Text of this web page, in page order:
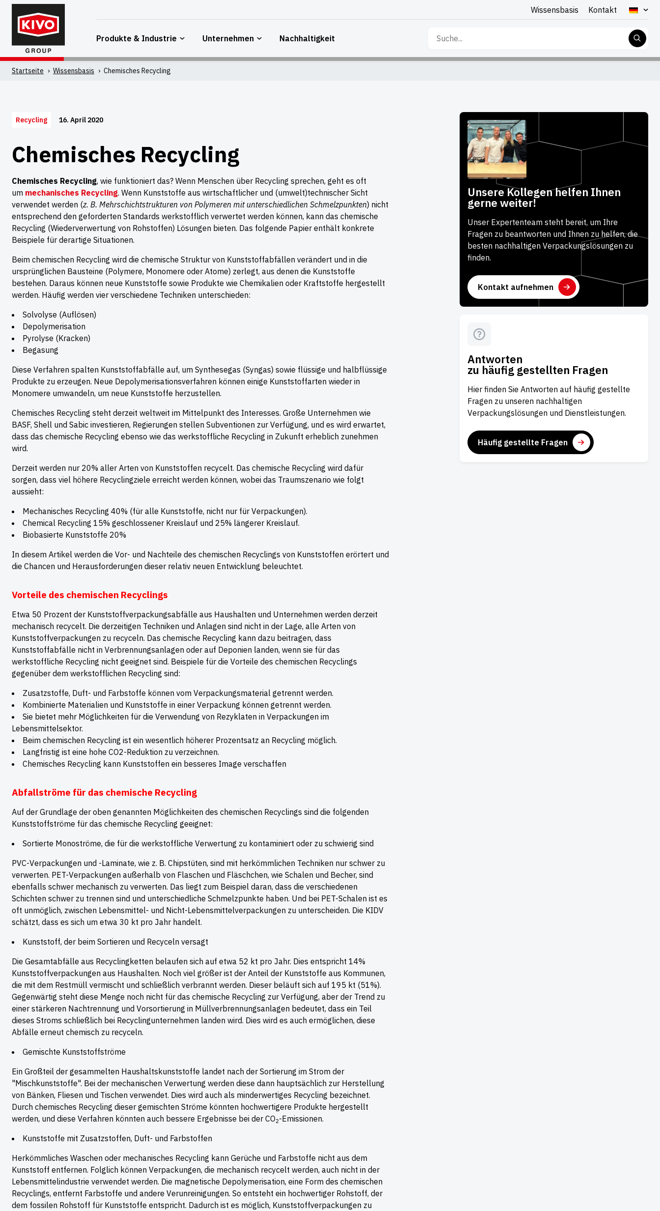
Zum
Inhalt
springen
Wissensbasis Kontakt
Produkte & Industrie Unternehmen Nachhaltigkeit
Suche
Startseite ' Wissensbasis ' Chemisches Recycling
Recycling 16. April 2020
Chemisches Recycling
Chemisches Recycling, wie funktioniert das? Wenn Menschen über Recycling sprechen, geht es oft
um mechanisches Recycling. Wenn Kunststoffe aus wirtschaftlicher und (umwelt)technischer Sicht
verwendet werden (z. B. Mehrschichtstrukturen von Polymeren mit unterschiedlichen Schmelzpunkten) nicht
entsprechend den geforderten Standards werkstofflich verwertet werden können, kann das chemische
Recycling (Wiederverwertung von Rohstoffen) Lösungen bieten. Das folgende Papier enthält konkrete
Beispiele für derartige Situationen.
Beim chemischen Recycling wird die chemische Struktur von Kunststoffabfällen verändert und in die
ursprünglichen Bausteine (Polymere, Monomere oder Atome) zerlegt, aus denen die Kunststoffe
bestehen. Daraus können neue Kunststoffe sowie Produkte wie Chemikalien oder Kraftstoffe hergestellt
werden. Häufig werden vier verschiedene Techniken unterschieden:
Solvolyse (Auflösen)
Depolymerisation
Pyrolyse (Kracken)
Begasung
Diese Verfahren spalten Kunststoffabfälle auf, um Synthesegas (Syngas) sowie flüssige und halbflüssige
Produkte zu erzeugen. Neue Depolymerisationsverfahren können einige Kunststoffarten wieder in
Monomere umwandeln, um neue Kunststoffe herzustellen.
Chemisches Recycling steht derzeit weltweit im Mittelpunkt des Interesses. Große Unternehmen wie
BASF, Shell und Sabic investieren, Regierungen stellen Subventionen zur Verfügung, und es wird erwartet,
dass das chemische Recycling ebenso wie das werkstoffliche Recycling in Zukunft erheblich zunehmen
wird.
Derzeit werden nur 20% aller Arten von Kunststoffen recycelt. Das chemische Recycling wird dafür
sorgen, dass viel höhere Recyclingziele erreicht werden können, wobei das Traumszenario wie folgt
aussieht:
Mechanisches Recycling 40% (für alle Kunststoffe, nicht nur für Verpackungen).
Chemical Recycling 15% geschlossener Kreislauf und 25% längerer Kreislauf.
Biobasierte Kunststoffe 20%
In diesem Artikel werden die Vor- und Nachteile des chemischen Recyclings von Kunststoffen erörtert und
die Chancen und Herausforderungen dieser relativ neuen Entwicklung beleuchtet.
Vorteile des chemischen Recyclings
Etwa 50 Prozent der Kunststoffverpackungsabfälle aus Haushalten und Unternehmen werden derzeit
mechanisch recycelt. Die derzeitigen Techniken und Anlagen sind nicht in der Lage, alle Arten von
Kunststoffverpackungen zu recyceln. Das chemische Recycling kann dazu beitragen, dass
Kunststoffabfälle nicht in Verbrennungsanlagen oder auf Deponien landen, wenn sie für das
werkstoffliche Recycling nicht geeignet sind. Beispiele für die Vorteile des chemischen Recyclings
gegenüber dem werkstofflichen Recycling sind:
Zusatzstoffe, Duft- und Farbstoffe können vom Verpackungsmaterial getrennt werden.
Kombinierte Materialien und Kunststoffe in einer Verpackung können getrennt werden.
Sie bietet mehr Möglichkeiten für die Verwendung von Rezyklaten in Verpackungen im
Lebensmittelsektor.
Beim chemischen Recycling ist ein wesentlich höherer Prozentsatz an Recycling möglich.
Langfristig ist eine hohe CO2-Reduktion zu verzeichnen.
Chemisches Recycling kann Kunststoffen ein besseres Image verschaffen
Abfallströme für das chemische Recycling
Auf der Grundlage der oben genannten Möglichkeiten des chemischen Recyclings sind die folgenden
Kunststoffströme für das chemische Recycling geeignet:
Sortierte Monoströme, die für die werkstoffliche Verwertung zu kontaminiert oder zu schwierig sind
PVC-Verpackungen und -Laminate, wie z. B. Chipstüten, sind mit herkömmlichen Techniken nur schwer zu
verwerten. PET-Verpackungen außerhalb von Flaschen und Fläschchen, wie Schalen und Becher, sind
ebenfalls schwer mechanisch zu verwerten. Das liegt zum Beispiel daran, dass die verschiedenen
Schichten schwer zu trennen sind und unterschiedliche Schmelzpunkte haben. Und bei PET-Schalen ist es
oft unmöglich, zwischen Lebensmittel- und Nicht-Lebensmittelverpackungen zu unterscheiden. Die KIDV
schätzt, dass es sich um etwa 30 kt pro Jahr handelt.
Kunststoff, der beim Sortieren und Recyceln versagt
Die Gesamtabfälle aus Recyclingketten belaufen sich auf etwa 52 kt pro Jahr. Dies entspricht 14%
Kunststoffverpackungen aus Haushalten. Noch viel größer ist der Anteil der Kunststoffe aus Kommunen,
die mit dem Restmüll vermischt und schließlich verbrannt werden. Dieser beläuft sich auf 195 kt (51%).
Gegenwärtig steht diese Menge noch nicht für das chemische Recycling zur Verfügung, aber der Trend zu
einer stärkeren Nachtrennung und Vorsortierung in Müllverbrennungsanlagen bedeutet, dass ein Teil
dieses Stroms schließlich bei Recyclingunternehmen landen wird. Dies wird es auch ermöglichen, diese
Abfälle erneut chemisch zu recyceln.
Gemischte Kunststoffströme
Ein Großteil der gesammelten Haushaltskunststoffe landet nach der Sortierung im Strom der
"Mischkunststoffe". Bei der mechanischen Verwertung werden diese dann hauptsächlich zur Herstellung
von Bänken, Fliesen und Tischen verwendet. Dies wird auch als minderwertiges Recycling bezeichnet.
Durch chemisches Recycling dieser gemischten Ströme könnten hochwertigere Produkte hergestellt
werden, und diese Verfahren könnten auch bessere Ergebnisse bei der CO2-Emissionen.
Kunststoffe mit Zusatzstoffen, Duft- und Farbstoffen
Herkömmliches Waschen oder mechanisches Recycling kann Gerüche und Farbstoffe nicht aus dem
Kunststoff entfernen. Folglich können Verpackungen, die mechanisch recycelt werden, auch nicht in der
Lebensmittelindustrie verwendet werden. Die magnetische Depolymerisation, eine Form des chemischen
Recyclings, entfernt Farbstoffe und andere Verunreinigungen. So entsteht ein hochwertiger Rohstoff, der
dem fossilen Rohstoff für Kunststoffe entspricht. Dadurch ist es möglich, Kunststoffverpackungen zu
Unsere Kollegen helfen Ihnen
gerne weiter!
Unser Expertenteam steht bereit, um Ihre
Fragen zu beantworten und Ihnen zu helfen, die
besten nachhaltigen Verpackungslösungen zu
finden.
Kontakt aufnehmen
Antworten
zu häufig gestellten Fragen
Hier finden Sie Antworten auf häufig gestellte
Fragen zu unseren nachhaltigen
Verpackungslösungen und Dienstleistungen.
Häufig gestellte Fragen